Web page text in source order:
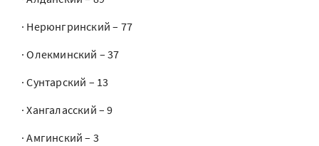
· Нерюнгринский – 77
· Олекминский – 37
· Сунтарский – 13
· Хангаласский – 9
· Амгинский – 3